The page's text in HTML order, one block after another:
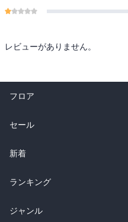
レビューがありません。
フロア
総合
ラノベ
雑誌・グラビア
BL・TL
セール
総合
ラノベ
雑誌・グラビア
新着
総合
ラノベ
ランキング
総合
ジャンル